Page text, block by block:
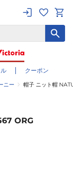
クーポン
ニー 帽子 ニット帽
ORG